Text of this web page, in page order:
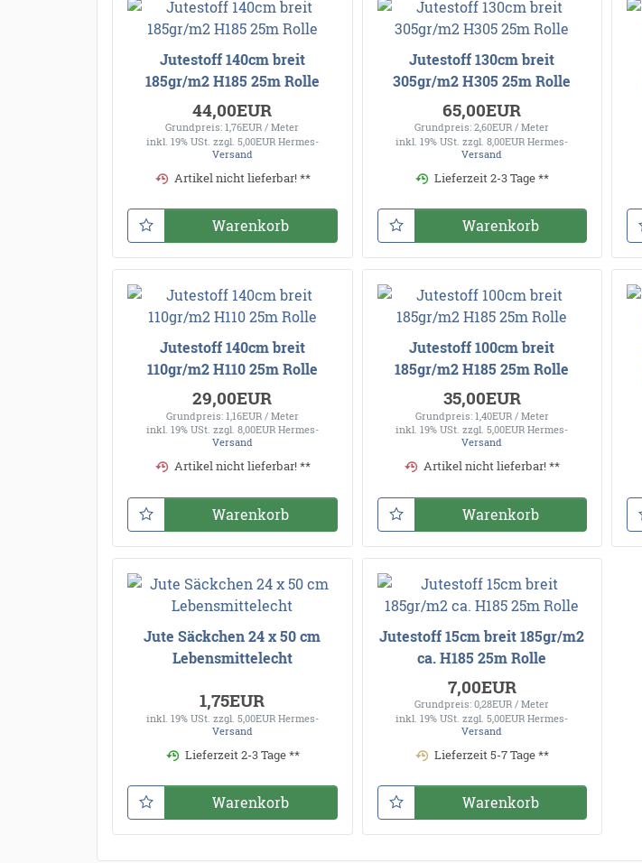
Jutestoff 140cm breit
185gr/m2 H185 25m Rolle
44,00EUR
Grundpreis: 1,76EUR / Meter
inkl. 19% USt. zzgl. 5,00EUR Hermes-
Versand
Artikel nicht lieferbar! **
Warenkorb
Jutestoff 130cm breit
305gr/m2 H305 25m Rolle
65,00EUR
Grundpreis: 2,60EUR / Meter
inkl. 19% USt. zzgl. 8,00EUR Hermes-
Versand
Lieferzeit 2-3 Tage **
Warenkorb
Jutestoff 140cm breit
110gr/m2 H110 25m Rolle
29,00EUR
Grundpreis: 1,16EUR / Meter
inkl. 19% USt. zzgl. 8,00EUR Hermes-
Versand
Artikel nicht lieferbar! **
Warenkorb
Jutestoff 100cm breit
185gr/m2 H185 25m Rolle
35,00EUR
Grundpreis: 1,40EUR / Meter
inkl. 19% USt. zzgl. 5,00EUR Hermes-
Versand
Artikel nicht lieferbar! **
Warenkorb
Jute Säckchen 24 x 50 cm
Lebensmittelecht
1,75EUR
inkl. 19% USt. zzgl. 5,00EUR Hermes-
Versand
Lieferzeit 2-3 Tage **
Warenkorb
Jutestoff 15cm breit 185gr/m2
ca. H185 25m Rolle
7,00EUR
Grundpreis: 0,28EUR / Meter
inkl. 19% USt. zzgl. 5,00EUR Hermes-
Versand
Lieferzeit 5-7 Tage **
Warenkorb